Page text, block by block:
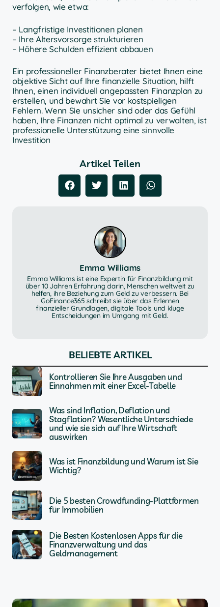
verfolgen, wie etwa:
– Langfristige Investitionen planen
– Ihre Altersvorsorge strukturieren
– Höhere Schulden effizient abbauen
Ein professioneller Finanzberater bietet Ihnen eine
objektive Sicht auf Ihre finanzielle Situation, hilft
Ihnen, einen individuell angepassten Finanzplan zu
erstellen, und bewahrt Sie vor kostspieligen
Fehlern. Wenn Sie unsicher sind oder das Gefühl
haben, Ihre Finanzen nicht optimal zu verwalten, ist
professionelle Unterstützung eine sinnvolle
Investition
Artikel Teilen
Emma Williams
Emma Williams ist eine Expertin für Finanzbildung mit
über 10 Jahren Erfahrung darin, Menschen weltweit zu
helfen, ihre Beziehung zum Geld zu verbessern. Bei
GoFinance365 schreibt sie über das Erlernen
finanzieller Grundlagen, digitale Tools und kluge
Entscheidungen im Umgang mit Geld.
BELIEBTE ARTIKEL
Kontrollieren Sie Ihre Ausgaben und
Einnahmen mit einer Excel-Tabelle
Was sind Inflation, Deflation und
Stagflation? Wesentliche Unterschiede
und wie sie sich auf Ihre Wirtschaft
auswirken
Was ist Finanzbildung und Warum ist Sie
Wichtig?
Die 5 besten Crowdfunding-Plattformen
für Immobilien
Die Besten Kostenlosen Apps für die
Finanzverwaltung und das
Geldmanagement